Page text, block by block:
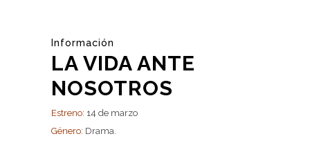
Información
LA VIDA ANTE
NOSOTROS
Estreno: 14 de marzo
Género: Drama.